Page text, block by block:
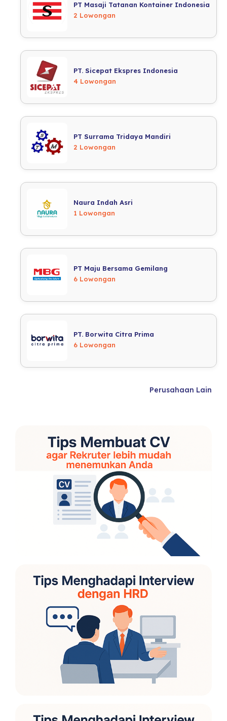
PT Masaji Tatanan Kontainer Indonesia
2 Lowongan
PT. Sicepat Ekspres Indonesia
4 Lowongan
PT Surrama Tridaya Mandiri
2 Lowongan
Naura Indah Asri
1 Lowongan
PT Maju Bersama Gemilang
6 Lowongan
PT. Borwita Citra Prima
6 Lowongan
Perusahaan Lain